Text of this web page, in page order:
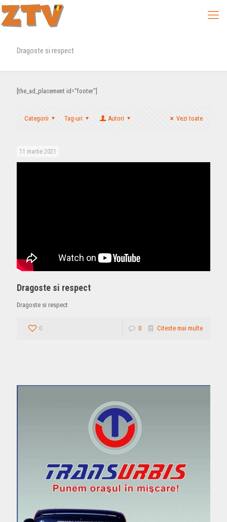
Dragoste si respect
[the_ad_placement id="footer"]
Categorii Tag-uri Autori Vezi toate
11 martie 2021
Dragoste si respect
Dragoste si respect
0 0 Citeste mai multe